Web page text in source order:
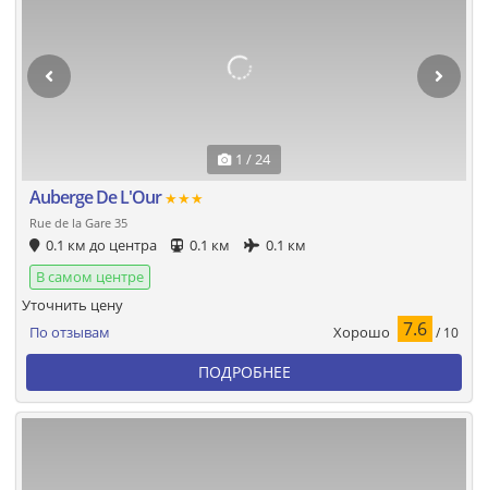
1 / 24
Auberge De L'Our★★★
Rue de la Gare 35
0.1 км до центра 0.1 км
0.1 км
В самом центре
По отзывам Хорошо 7.6 / 10
Уточнить цену
ПОДРОБНЕЕ